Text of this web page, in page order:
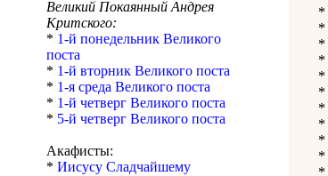
Великий Покаянный Андрея
Критского:
* 1-й понедельник Великого
поста
* 1-й вторник Великого поста
* 1-я среда Великого поста
* 1-й четверг Великого поста
* 5-й четверг Великого поста
Акафисты:
* Иисусу Сладчайшему
*
*
*
*
*
*
*
*
*
*
*